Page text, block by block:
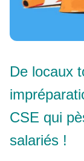
De locaux
CSE qui
salariés !